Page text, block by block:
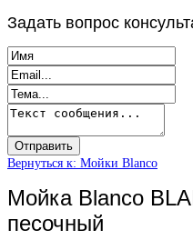
Задать вопрос
Вернуться к: Мойки Blanco
Мойка Blanco
песочный